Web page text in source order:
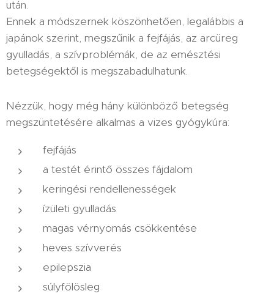
után.
Ennek a módszernek köszönhetően, legalábbis a
japánok szerint, megszűnik a fejfájás, az arcüreg
gyulladás, a szívproblémák, de az emésztési
betegségektől is megszabadulhatunk.
Nézzük, hogy még hány különböző betegség
megszüntetésére alkalmas a vizes gyógykúra:
fejfájás
a testét érintő összes fájdalom
keringési rendellenességek
ízületi gyulladás
magas vérnyomás csökkentése
heves szívverés
epilepszia
súlyfölösleg